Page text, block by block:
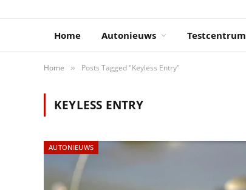
Home Autonieuws Testcentrum
Home » Posts Tagged "Keyless Entry"
KEYLESS ENTRY
AUTONIEUWS